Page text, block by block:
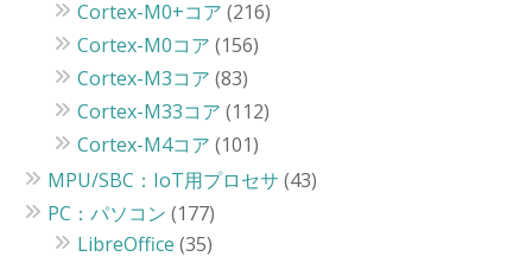
Cortex-M0+コア (216)
Cortex-M0コア (156)
Cortex-M3コア (83)
Cortex-M33コア (112)
Cortex-M4コア (101)
MPU/SBC：IoT用プロセサ (43)
PC：パソコン (177)
LibreOffice (35)